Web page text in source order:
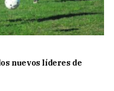
nuevos líderes de